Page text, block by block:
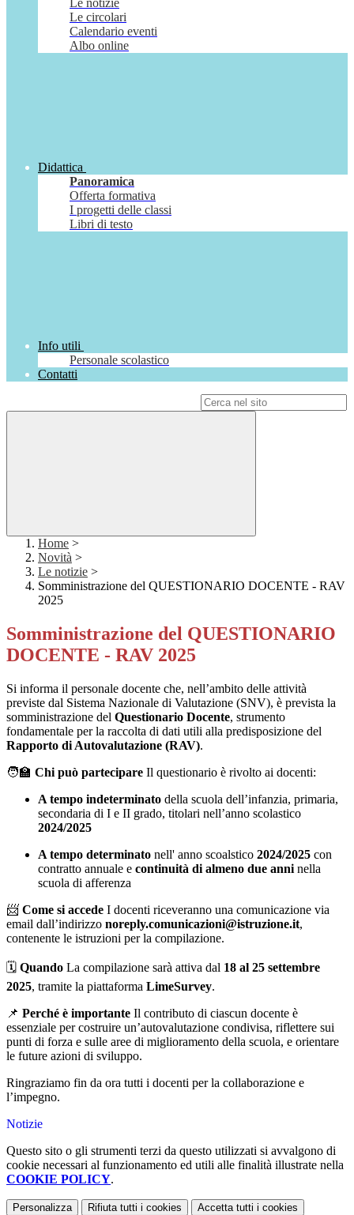
Le notizie
Le circolari
Calendario eventi
Albo online
Didattica
Panoramica
Offerta formativa
I progetti delle classi
Libri di testo
Info utili
Personale scolastico
Contatti
Home >
Novità >
Le notizie >
Somministrazione del QUESTIONARIO DOCENTE - RAV
2025
Somministrazione del QUESTIONARIO
DOCENTE - RAV 2025
Si informa il personale docente che, nell’ambito delle attività
previste dal Sistema Nazionale di Valutazione (SNV), è prevista la
somministrazione del Questionario Docente, strumento
fondamentale per la raccolta di dati utili alla predisposizione del
Rapporto di Autovalutazione (RAV).
🧑‍🏫 Chi può partecipare Il questionario è rivolto ai docenti:
A tempo indeterminato della scuola dell’infanzia, primaria,
secondaria di I e II grado, titolari nell’anno scolastico
2024/2025
A tempo determinato nell' anno scoalstico 2024/2025 con
contratto annuale e continuità di almeno due anni nella
scuola di afferenza
📨 Come si accede I docenti riceveranno una comunicazione via
email dall’indirizzo noreply.comunicazioni@istruzione.it,
contenente le istruzioni per la compilazione.
🗓️ Quando La compilazione sarà attiva dal 18 al 25 settembre
2025, tramite la piattaforma LimeSurvey.
📌 Perché è importante Il contributo di ciascun docente è
essenziale per costruire un’autovalutazione condivisa, riflettere sui
punti di forza e sulle aree di miglioramento della scuola, e orientare
le future azioni di sviluppo.
Ringraziamo fin da ora tutti i docenti per la collaborazione e
l’impegno.
Notizie
Questo sito o gli strumenti terzi da questo utilizzati si avvalgono di
cookie necessari al funzionamento ed utili alle finalità illustrate nella
COOKIE POLICY.
Personalizza Rifiuta tutti i cookies Accetta tutti i cookies